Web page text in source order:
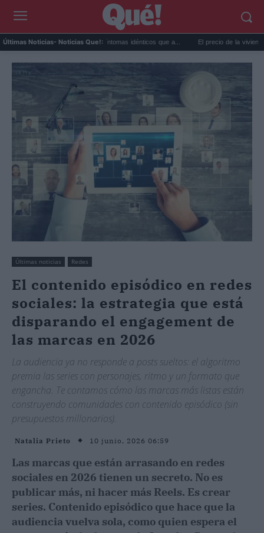
Últimas Noticias- Noticias Que!:
extremo y ansiedad: síntomas idénticos que a... El precio de la vivienda en
Últimas noticias Redes
El contenido episódico en redes
sociales: la estrategia que está
disparando el engagement de
las marcas en 2026
La audiencia ya no responde a posts sueltos: el algoritmo
premia las series con personajes, ritmo y un formato que
engancha. Te contamos cómo las marcas más listas están
construyendo comunidades con contenido episódico (sin
presupuestos millonarios).
Natalia Prieto 10 junio, 2026 06:59
Las marcas que están arrasando en redes
sociales en 2026 tienen un secreto. No es
publicar más, ni hacer más Reels. Es crear
series. Contenido episódico que hace que la
audiencia vuelva sola, como quien espera el